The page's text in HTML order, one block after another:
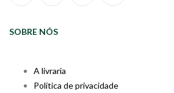
SOBRE NÓS
A livraria
Política de privacidade